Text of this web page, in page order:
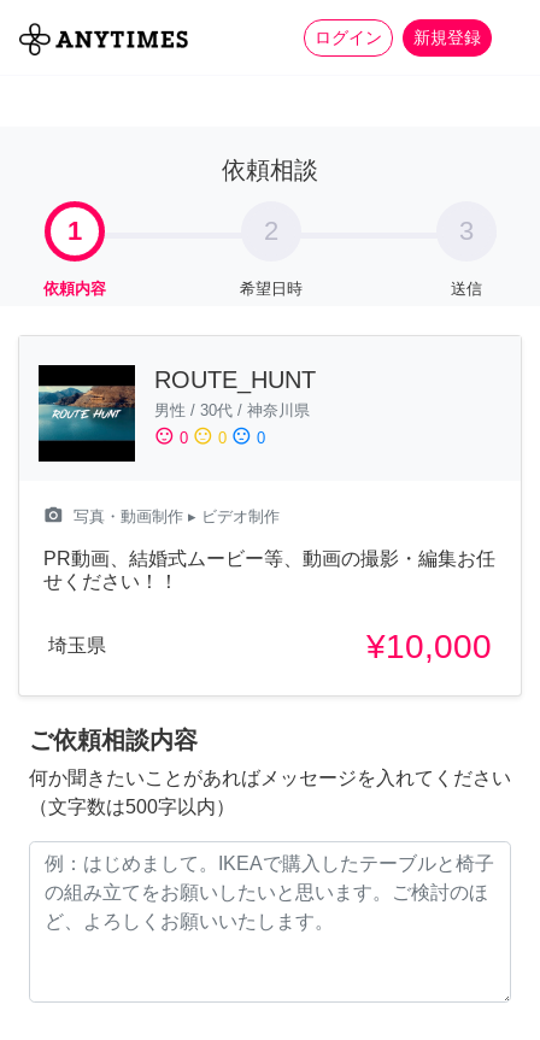
ログイン 新規登録
全て 家事 more_horiz
依頼相談
1
依頼内容
2
希望日時
3
送信
ROUTE_HUNT
男性 / 30代 / 神奈川県
sentiment_satisfied 0 sentiment_neutral 0 sentiment_dissatisfied 0
camera_alt 写真・動画制作 ▸ ビデオ制作
PR動画、結婚式ムービー等、動画の撮影・編集お任
せください！！
埼玉県 ¥10,000
ご依頼相談内容
何か聞きたいことがあればメッセージを入れてください
（文字数は500字以内）